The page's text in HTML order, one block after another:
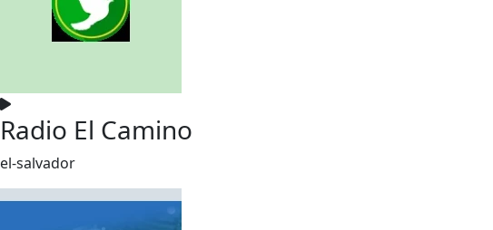
Radio El Camino
el-salvador